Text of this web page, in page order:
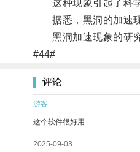
这种现象引起了科学
据悉，黑洞的加速现
黑洞加速现象的研究
#44#
评论
游客
这个软件很好用
2025-09-03